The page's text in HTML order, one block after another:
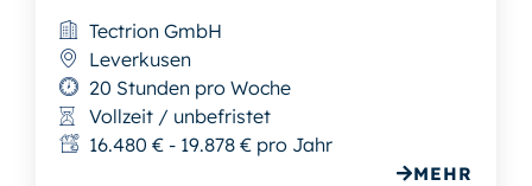
Tectrion GmbH
Leverkusen
20 Stunden pro Woche
Vollzeit / unbefristet
16.480 € - 19.878 € pro Jahr
MEHR